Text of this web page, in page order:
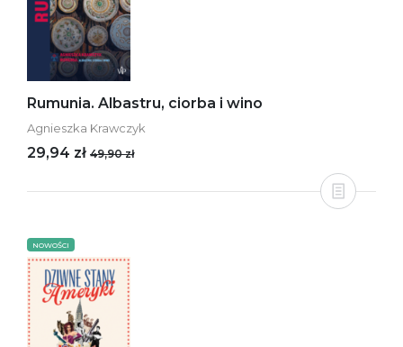
Rumunia. Albastru, ciorba i wino
Agnieszka Krawczyk
29,94 zł 49,90 zł
NOWOŚCI